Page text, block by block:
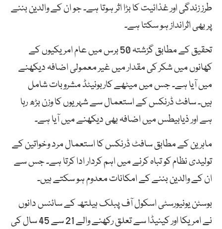
طرز زندگی اور غذائیت کا بڑا اثر ہوتا ہے۔ جو ان کے والدین بننے
پر بھی اثرانداز ہو سکتا ہے۔
تحقیق کے مطابق گزشتہ 50 برس میں عام امریکیوں کے
کھانوں میں شکر کی مقدار میں غیر معمولی اضافہ دیکھنے
میں آیا ہے۔ جس میں میٹھے کاربونیٹڈ مشروبات شامل
ہیں۔ سافٹ ڈرنکس کے استعمال سے شہریوں کا وزن بڑھ رہا
ہے اور ذیابیطس میں اضافہ بھی دیکھنے میں آیا ہے۔
ماہرین کے مطابق سافٹ ڈرنکس کا استعمال مرد وخواتین کے
تولیدی نظام کو تباہ کرنے میں اہم کردار ادا کرتا ہے۔ جس سے
ان کے والدین بننے کے امکانات معدوم ہو سکتے ہیں۔
بوسٹن یونیورسٹی اسکول آف پبلک ہیلتھ کے سائنس دانوں
نے امریکا اور کینیڈا سے تعلق رکھنے والے 21 سے 45 سال کی